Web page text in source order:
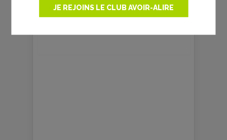
JE REJOINS LE CLUB AVOIR-ALIRE